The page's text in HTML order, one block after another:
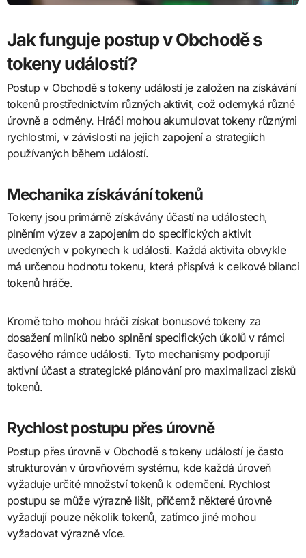
Jak funguje postup v Obchodě s
tokeny událostí?
Postup v Obchodě s tokeny událostí je založen na získávání
tokenů prostřednictvím různých aktivit, což odemyká různé
úrovně a odměny. Hráči mohou akumulovat tokeny různými
rychlostmi, v závislosti na jejich zapojení a strategiích
používaných během událostí.
Mechanika získávání tokenů
Tokeny jsou primárně získávány účastí na událostech,
plněním výzev a zapojením do specifických aktivit
uvedených v pokynech k události. Každá aktivita obvykle
má určenou hodnotu tokenu, která přispívá k celkové bilanci
tokenů hráče.
Kromě toho mohou hráči získat bonusové tokeny za
dosažení milníků nebo splnění specifických úkolů v rámci
časového rámce události. Tyto mechanismy podporují
aktivní účast a strategické plánování pro maximalizaci zisků
tokenů.
Rychlost postupu přes úrovně
Postup přes úrovně v Obchodě s tokeny událostí je často
strukturován v úrovňovém systému, kde každá úroveň
vyžaduje určité množství tokenů k odemčení. Rychlost
postupu se může výrazně lišit, přičemž některé úrovně
vyžadují pouze několik tokenů, zatímco jiné mohou
vyžadovat výrazně více.